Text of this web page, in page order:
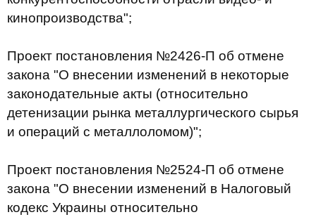
кинопроизводства";
Проект постановления №2426-П об отмене
закона "О внесении изменений в некоторые
законодательные акты (относительно
детенизации рынка металлургического сырья
и операций с металлоломом)";
Проект постановления №2524-П об отмене
закона "О внесении изменений в Налоговый
кодекс Украины относительно